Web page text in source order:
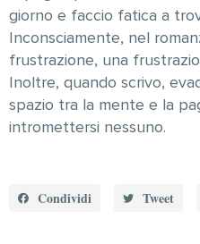
giorno e faccio fatica a
Inconsciamente, nel
frustrazione, una
Inoltre, quando scrivo,
spazio tra la mente e la
intromettersi nessuno.
Condividi Tweet